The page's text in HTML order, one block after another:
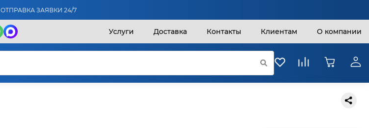
ОТПРАВКА ЗАЯВКИ 24/7
Услуги Доставка Контакты Клиентам О компании